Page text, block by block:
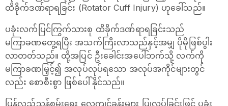
ထိခိုက်ဒဏ်ရာရခြင်း (Rotator Cuff Injury) ဟုခေါ်သည်။
ပခုံးလက်ပြင်ကြွက်သားစု ထိခိုက်ဒဏ်ရာရခြင်းသည်
မကြာခဏတွေ့ရပြီး အသက်ကြီးလာသည်နှင့်အမျှ ပိုမိုဖြစ်ပွါး
လာတတ်သည်။ ထို့အပြင် ဦးခေါင်းအပေါ်ဘက်သို့ လက်ကို
မကြာခဏမြှင့်၍ အလုပ်လုပ်ရသော အလုပ်အကိုင်များတွင်
လည်း စောစီးစွာ ဖြစ်ပေါ်နိုင်သည်။
ပြန်လည်သန်စွမ်းရေး လေ့ကျင့်ခန်းများ ပြုလုပ်ခြင်းဖြင့် ပခုံး